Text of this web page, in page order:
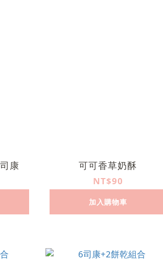
康 可可香草奶酥
NT$90
加入購物車